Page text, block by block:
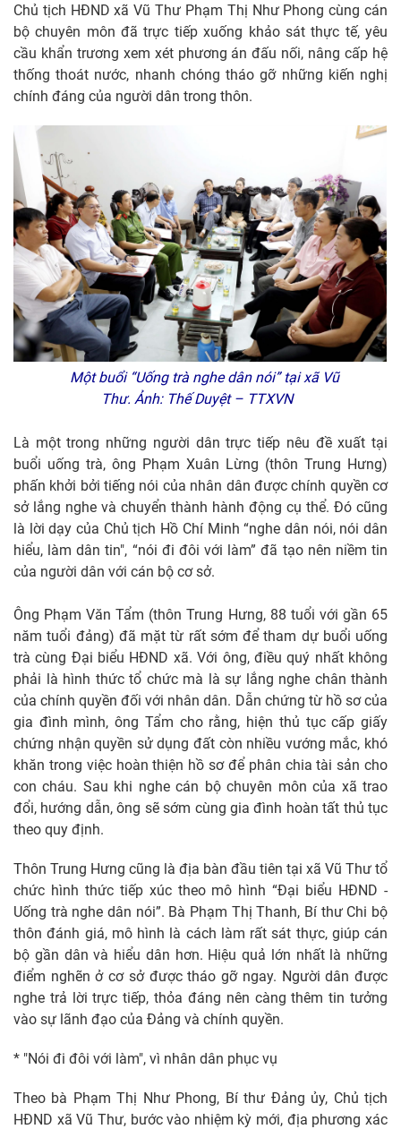
Chủ tịch HĐND xã Vũ Thư Phạm Thị Như Phong cùng cán
bộ chuyên môn đã trực tiếp xuống khảo sát thực tế, yêu
cầu khẩn trương xem xét phương án đấu nối, nâng cấp hệ
thống thoát nước, nhanh chóng tháo gỡ những kiến nghị
chính đáng của người dân trong thôn.
Một buổi “Uống trà nghe dân nói” tại xã Vũ
Thư. Ảnh: Thế Duyệt – TTXVN
Là một trong những người dân trực tiếp nêu đề xuất tại
buổi uống trà, ông Phạm Xuân Lừng (thôn Trung Hưng)
phấn khởi bởi tiếng nói của nhân dân được chính quyền cơ
sở lắng nghe và chuyển thành hành động cụ thể. Đó cũng
là lời dạy của Chủ tịch Hồ Chí Minh “nghe dân nói, nói dân
hiểu, làm dân tin", “nói đi đôi với làm” đã tạo nên niềm tin
của người dân với cán bộ cơ sở.
Ông Phạm Văn Tẩm (thôn Trung Hưng, 88 tuổi với gần 65
năm tuổi đảng) đã mặt từ rất sớm để tham dự buổi uống
trà cùng Đại biểu HĐND xã. Với ông, điều quý nhất không
phải là hình thức tổ chức mà là sự lắng nghe chân thành
của chính quyền đối với nhân dân. Dẫn chứng từ hồ sơ của
gia đình mình, ông Tẩm cho rằng, hiện thủ tục cấp giấy
chứng nhận quyền sử dụng đất còn nhiều vướng mắc, khó
khăn trong việc hoàn thiện hồ sơ để phân chia tài sản cho
con cháu. Sau khi nghe cán bộ chuyên môn của xã trao
đổi, hướng dẫn, ông sẽ sớm cùng gia đình hoàn tất thủ tục
theo quy định.
Thôn Trung Hưng cũng là địa bàn đầu tiên tại xã Vũ Thư tổ
chức hình thức tiếp xúc theo mô hình “Đại biểu HĐND -
Uống trà nghe dân nói”. Bà Phạm Thị Thanh, Bí thư Chi bộ
thôn đánh giá, mô hình là cách làm rất sát thực, giúp cán
bộ gần dân và hiểu dân hơn. Hiệu quả lớn nhất là những
điểm nghẽn ở cơ sở được tháo gỡ ngay. Người dân được
nghe trả lời trực tiếp, thỏa đáng nên càng thêm tin tưởng
vào sự lãnh đạo của Đảng và chính quyền.
* "Nói đi đôi với làm", vì nhân dân phục vụ
Theo bà Phạm Thị Như Phong, Bí thư Đảng ủy, Chủ tịch
HĐND xã Vũ Thư, bước vào nhiệm kỳ mới, địa phương xác